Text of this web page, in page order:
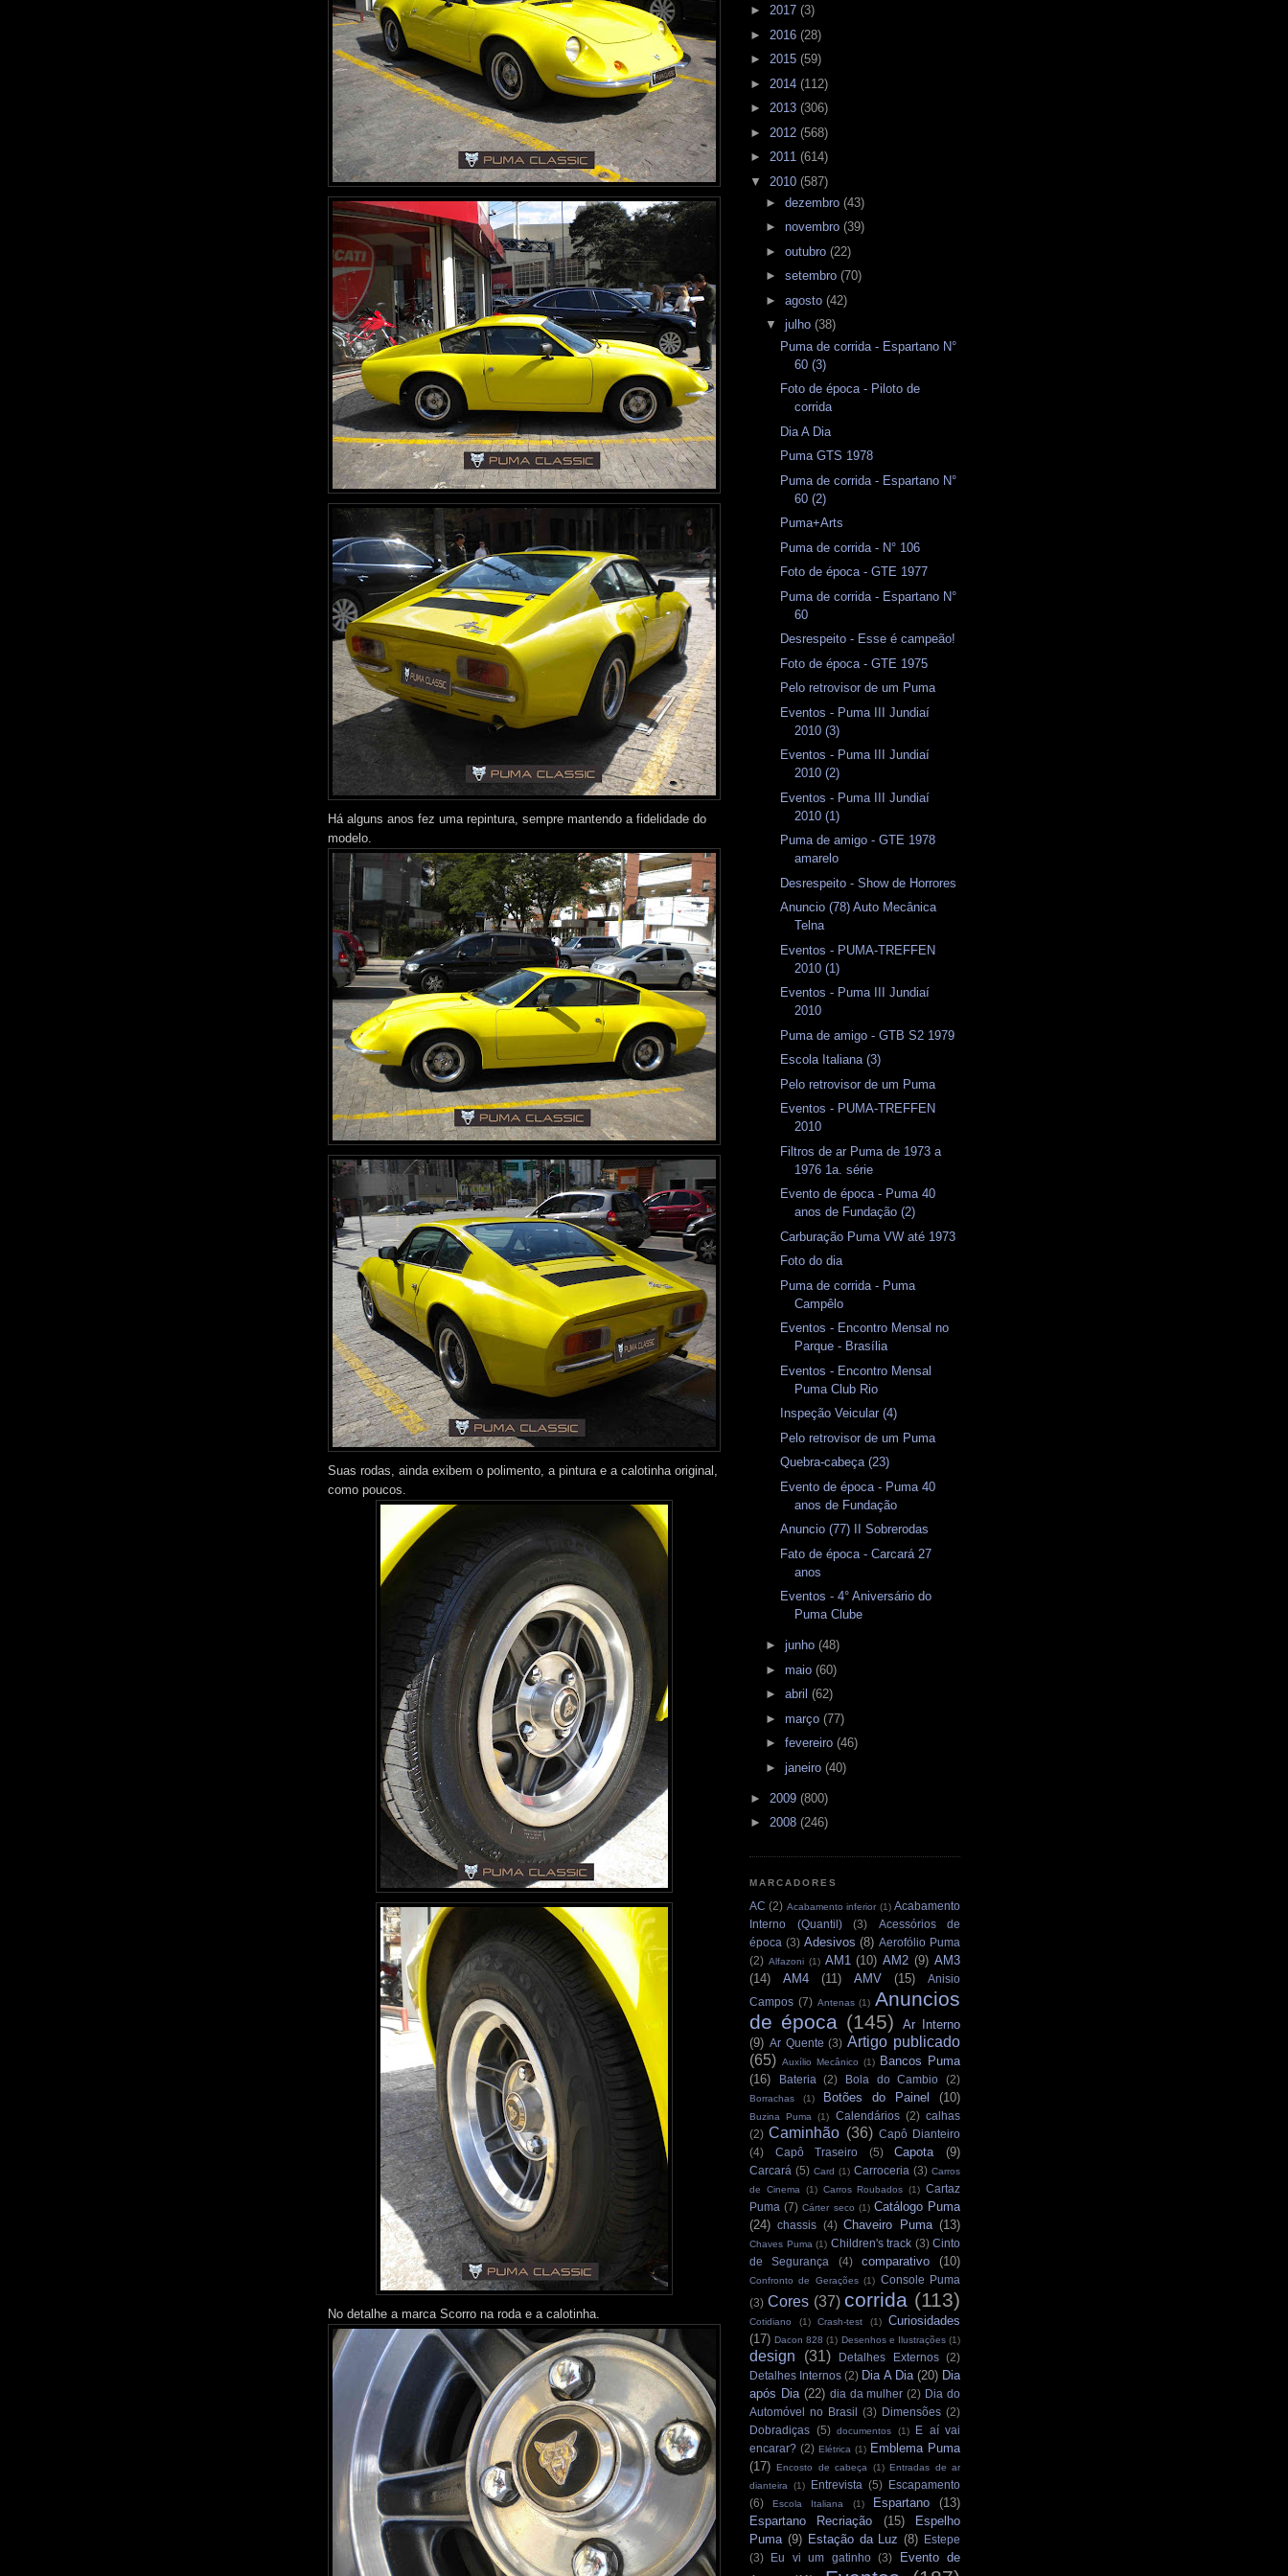
Há alguns anos fez uma repintura, sempre mantendo a fidelidade do
modelo.
Suas rodas, ainda exibem o polimento, a pintura e a calotinha original,
como poucos.
No detalhe a marca Scorro na roda e a calotinha.
► 2017 (3)
► 2016 (28)
► 2015 (59)
► 2014 (112)
► 2013 (306)
► 2012 (568)
► 2011 (614)
▼ 2010 (587)
► dezembro (43)
► novembro (39)
► outubro (22)
► setembro (70)
► agosto (42)
▼ julho (38)
Puma de corrida - Espartano N°
60 (3)
Foto de época - Piloto de
corrida
Dia A Dia
Puma GTS 1978
Puma de corrida - Espartano N°
60 (2)
Puma+Arts
Puma de corrida - N° 106
Foto de época - GTE 1977
Puma de corrida - Espartano N°
60
Desrespeito - Esse é campeão!
Foto de época - GTE 1975
Pelo retrovisor de um Puma
Eventos - Puma III Jundiaí
2010 (3)
Eventos - Puma III Jundiaí
2010 (2)
Eventos - Puma III Jundiaí
2010 (1)
Puma de amigo - GTE 1978
amarelo
Desrespeito - Show de Horrores
Anuncio (78) Auto Mecânica
Telna
Eventos - PUMA-TREFFEN
2010 (1)
Eventos - Puma III Jundiaí
2010
Puma de amigo - GTB S2 1979
Escola Italiana (3)
Pelo retrovisor de um Puma
Eventos - PUMA-TREFFEN
2010
Filtros de ar Puma de 1973 a
1976 1a. série
Evento de época - Puma 40
anos de Fundação (2)
Carburação Puma VW até 1973
Foto do dia
Puma de corrida - Puma
Campêlo
Eventos - Encontro Mensal no
Parque - Brasília
Eventos - Encontro Mensal
Puma Club Rio
Inspeção Veicular (4)
Pelo retrovisor de um Puma
Quebra-cabeça (23)
Evento de época - Puma 40
anos de Fundação
Anuncio (77) II Sobrerodas
Fato de época - Carcará 27
anos
Eventos - 4° Aniversário do
Puma Clube
► junho (48)
► maio (60)
► abril (62)
► março (77)
► fevereiro (46)
► janeiro (40)
► 2009 (800)
► 2008 (246)
MARCADORES
AC (2) Acabamento inferior (1) Acabamento
Interno (Quantil)
(3)
Acessórios de
época (3) Adesivos (8) Aerofólio Puma
(2) Alfazoni (1) AM1 (10) AM2 (9) AM3
(14)
AM4 (11) AMV (15)
Anisio
Campos (7) Antenas (1) Anuncios
de época (145)
Ar Interno
(9) Ar Quente (3) Artigo publicado
(65) Auxílio Mecânico (1)
Bancos Puma
(16)
Bateria (2) Bola do Cambio (2)
Borrachas (1) Botões do Painel (10)
Buzina Puma (1) Calendários (2) calhas
(2) Caminhão (36) Capô Dianteiro
(4)
Capô Traseiro (5) Capota (9)
Carcará (5) Card (1) Carroceria (3) Carros
de Cinema (1) Carros Roubados (1) Cartaz
Puma (7) Cárter seco (1) Catálogo Puma
(24) chassis (4) Chaveiro Puma (13)
Chaves Puma (1) Children's track (3) Cinto
de Segurança
(4) comparativo (10)
Confronto de Gerações (1) Console Puma
(3) Cores (37) corrida (113)
Cotidiano (1) Crash-test (1)
Curiosidades
(17) Dacon 828 (1) Desenhos e Ilustrações (1)
design (31) Detalhes Externos (2)
Detalhes Internos (2) Dia A Dia (20) Dia
após Dia (22) dia da mulher (2) Dia do
Automóvel no Brasil
(3) Dimensões (2)
Dobradiças (5) documentos (1)
E aí vai
encarar? (2) Elétrica (1) Emblema Puma
(17) Encosto de cabeça (1) Entradas de ar
dianteira (1) Entrevista (5)
Escapamento
(6)
Escola Italiana (1) Espartano
(13)
Espartano Recriação
(15)
Espelho
Puma (9) Estação da Luz (8)
Estepe
(3)
Eu vi um gatinho (3)
Evento de